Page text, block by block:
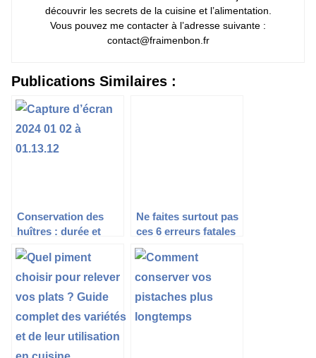
découvrir les secrets de la cuisine et l’alimentation.
Vous pouvez me contacter à l’adresse suivante :
contact@fraimenbon.fr
Publications Similaires :
Conservation des
huîtres : durée et
conditions optimales
Ne faites surtout pas
ces 6 erreurs fatales
lorsque vous
préparez des pizzas
à la maison !